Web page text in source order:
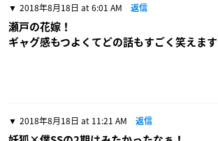
2018年8月18日 at 6:01 AM 返信
瀬戸の花嫁！
ギャグ感もつよくてどの話もすごく笑えます
2018年8月18日 at 11:21 AM 返信